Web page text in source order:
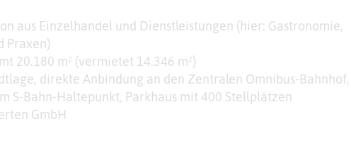
aus Einzelhandel und Dienstleistungen (hier: Gastronomie,
Praxen)
20.180 m² (vermietet 14.346 m²)
direkte Anbindung an den Zentralen Omnibus-Bahnhof,
S-Bahn-Haltepunkt, Parkhaus mit 400 Stellplätzen
GmbH